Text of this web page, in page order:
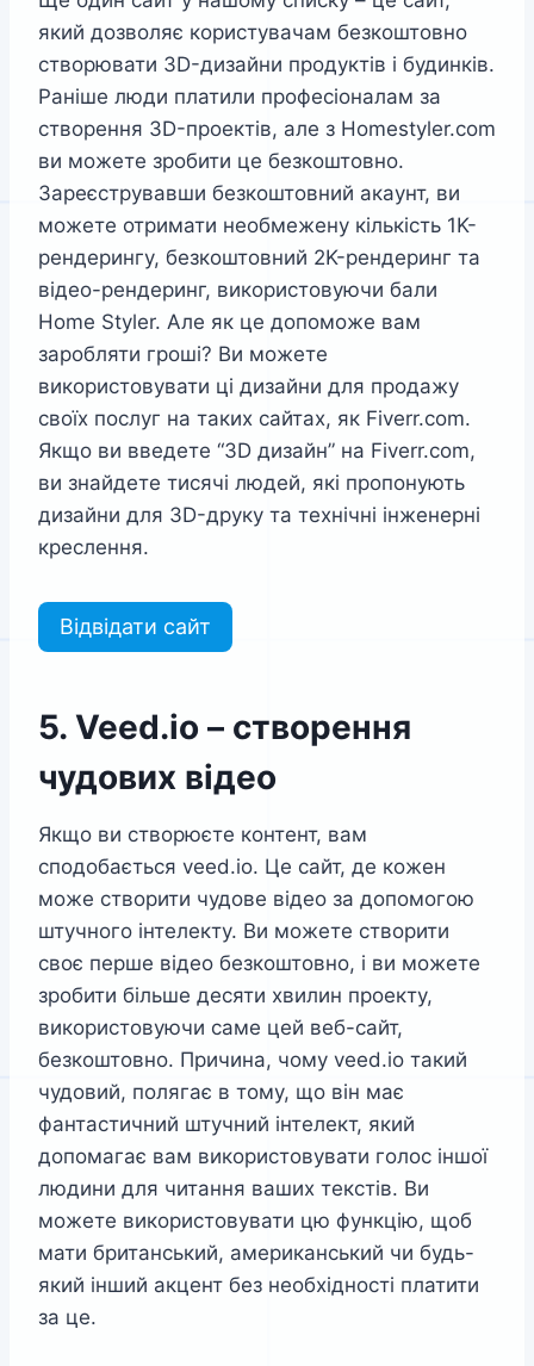
який дозволяє користувачам безкоштовно
створювати 3D-дизайни продуктів і будинків.
Раніше люди платили професіоналам за
створення 3D-проектів, але з Homestyler.com
ви можете зробити це безкоштовно.
Зареєструвавши безкоштовний акаунт, ви
можете отримати необмежену кількість 1K-
рендерингу, безкоштовний 2K-рендеринг та
відео-рендеринг, використовуючи бали
Home Styler. Але як це допоможе вам
заробляти гроші? Ви можете
використовувати ці дизайни для продажу
своїх послуг на таких сайтах, як Fiverr.com.
Якщо ви введете “3D дизайн” на Fiverr.com,
ви знайдете тисячі людей, які пропонують
дизайни для 3D-друку та технічні інженерні
креслення.
Відвідати сайт
5. Veed.io – створення
чудових відео
Якщо ви створюєте контент, вам
сподобається veed.io. Це сайт, де кожен
може створити чудове відео за допомогою
штучного інтелекту. Ви можете створити
своє перше відео безкоштовно, і ви можете
зробити більше десяти хвилин проекту,
використовуючи саме цей веб-сайт,
безкоштовно. Причина, чому veed.io такий
чудовий, полягає в тому, що він має
фантастичний штучний інтелект, який
допомагає вам використовувати голос іншої
людини для читання ваших текстів. Ви
можете використовувати цю функцію, щоб
мати британський, американський чи будь-
який інший акцент без необхідності платити
за це.